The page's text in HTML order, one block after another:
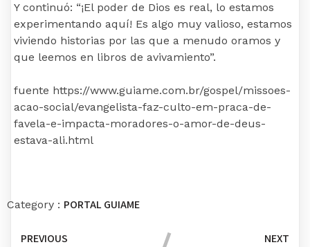
Y continuó: “¡El poder de Dios es real, lo estamos
experimentando aquí! Es algo muy valioso, estamos
viviendo historias por las que a menudo oramos y
que leemos en libros de avivamiento”.
fuente https://www.guiame.com.br/gospel/missoes-
acao-social/evangelista-faz-culto-em-praca-de-
favela-e-impacta-moradores-o-amor-de-deus-
estava-ali.html
Category : PORTAL GUIAME
PREVIOUS
NEXT